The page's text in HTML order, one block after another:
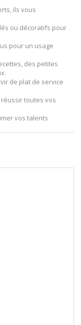
ils vous
ou décoratifs pour
pour un usage
des petites
de plat de service
toutes vos
vos talents